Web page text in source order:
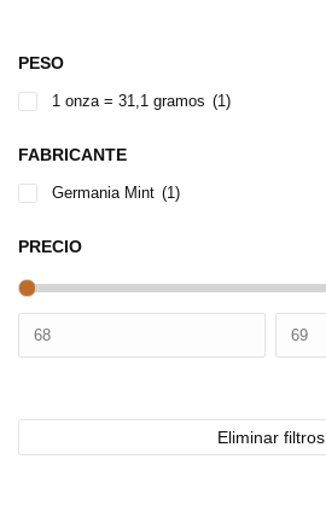
PESO
1 onza = 31,1 gramos (1)
FABRICANTE
Germania Mint (1)
PRECIO
Eliminar filtros